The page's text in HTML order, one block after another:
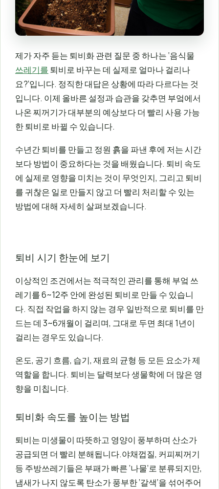
제가 자주 듣는 퇴비화 관련 질문 중 하나는 ‘음식물
쓰레기를 퇴비로 바꾸는 데 실제로 얼마나 걸리나
요?’입니다. 정직한 대답은 상황에 따라 다르다는 것
입니다. 이제 올바른 설정과 습관을 갖추면 부엌에서
나온 찌꺼기가 대부분의 예상보다 더 빨리 사용 가능
한 퇴비로 바뀔 수 있습니다.
수년간 퇴비를 만들고 정원 흙을 파낸 후에 저는 시간
보다 방법이 중요하다는 것을 배웠습니다. 퇴비 속도
에 실제로 영향을 미치는 것이 무엇인지, 그리고 퇴비
를 귀찮은 일로 만들지 않고 더 빨리 처리할 수 있는
방법에 대해 자세히 살펴보겠습니다.
퇴비 시기 한눈에 보기
이상적인 조건에서는 적극적인 관리를 통해 부엌 쓰
레기를 6~12주 안에 완성된 퇴비로 만들 수 있습니
다. 직접 작업을 하지 않는 경우 일반적으로 퇴비를 만
드는 데 3~6개월이 걸리며, 그대로 두면 최대 1년이
걸리는 경우도 있습니다.
온도, 공기 흐름, 습기, 재료의 균형 등 모든 요소가 제
역할을 합니다. 퇴비는 달력보다 생물학에 더 많은 영
향을 미칩니다.
퇴비화 속도를 높이는 방법
퇴비는 미생물이 따뜻하고 영양이 풍부하며 산소가
공급되면 더 빨리 분해됩니다.야채껍질, 커피찌꺼기
등 주방쓰레기들은 부패가 빠른 ‘나물’로 분류되지만,
냄새가 나지 않도록 탄소가 풍부한 ‘갈색’을 섞어주어